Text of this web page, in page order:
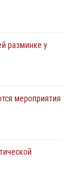
разминке у
мероприятия